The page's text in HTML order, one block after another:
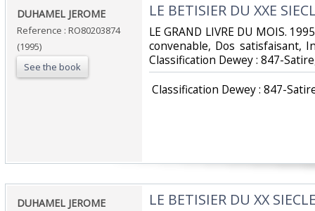
‎DUHAMEL JEROME‎
Reference : RO80203874
(1995)
See the book
‎LE BETISIER DU XXE
‎LE GRAND LIVRE DU MOIS.
convenable, Dos satisfaisant,
Classification Dewey : 847-
Classification Dewey : 847-
‎DUHAMEL JEROME‎ ‎LE BETISIER DU XX